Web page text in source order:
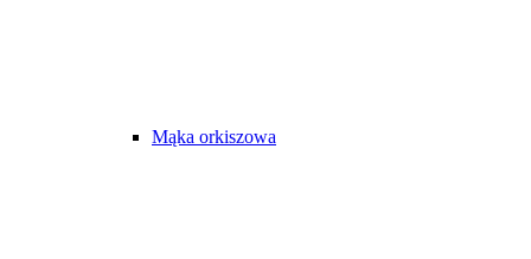
Mąka orkiszowa